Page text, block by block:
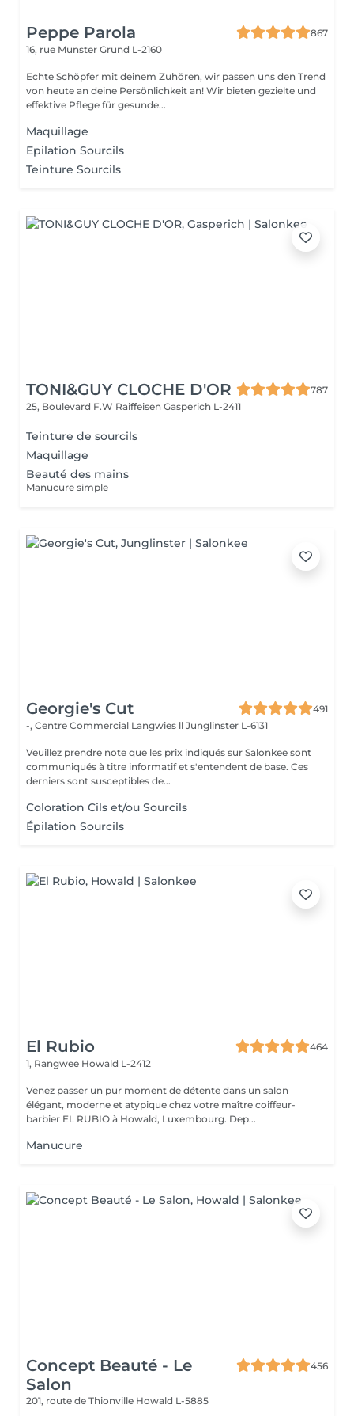
Peppe Parola
867
16, rue Munster Grund L-2160
Echte Schöpfer mit deinem Zuhören, wir passen uns den Trend
von heute an deine Persönlichkeit an! Wir bieten gezielte und
effektive Pflege für gesunde...
Maquillage
Epilation Sourcils
Teinture Sourcils
TONI&GUY CLOCHE D'OR
787
25, Boulevard F.W Raiffeisen Gasperich L-2411
Teinture de sourcils
Maquillage
Beauté des mains
Manucure simple
Georgie's Cut
491
-, Centre Commercial Langwies ll Junglinster L-6131
Veuillez prendre note que les prix indiqués sur Salonkee sont
communiqués à titre informatif et s'entendent de base. Ces
derniers sont susceptibles de...
Coloration Cils et/ou Sourcils
Épilation Sourcils
El Rubio
464
1, Rangwee Howald L-2412
Venez passer un pur moment de détente dans un salon
élégant, moderne et atypique chez votre maître coiffeur-
barbier EL RUBIO à Howald, Luxembourg. Dep...
Manucure
Concept Beauté - Le
Salon
456
201, route de Thionville Howald L-5885